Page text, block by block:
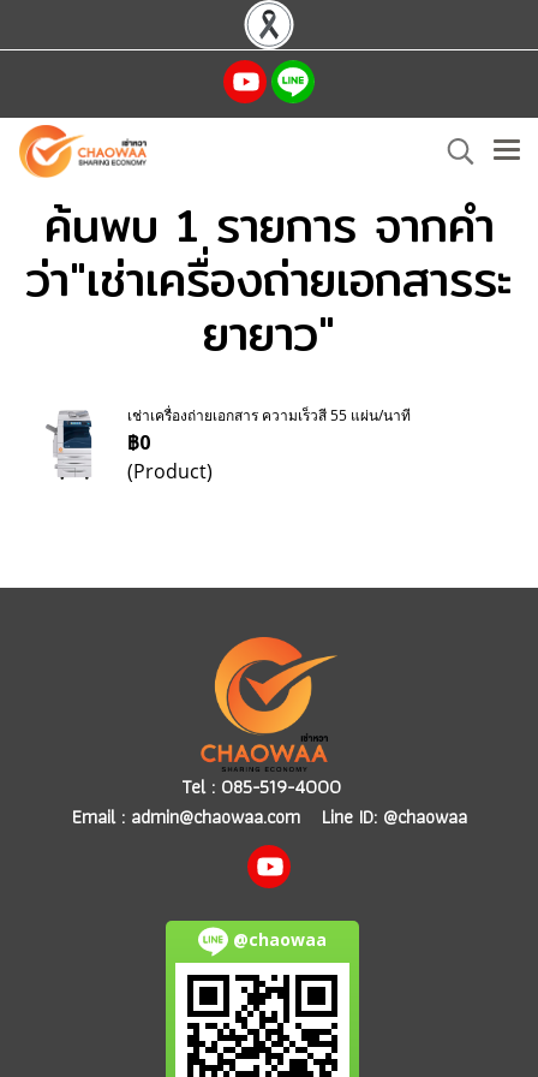
ค้นพบ 1 รายการ จากคำ
ว่า"เช่าเครื่องถ่ายเอกสารระ
ยายาว"
เช่าเครื่องถ่ายเอกสาร ความเร็วสี 55 แผ่น/นาที
฿0
(Product)
Tel : 085-519-4000
Email : admin@chaowaa.comLine ID: @chaowaa
@chaowaa